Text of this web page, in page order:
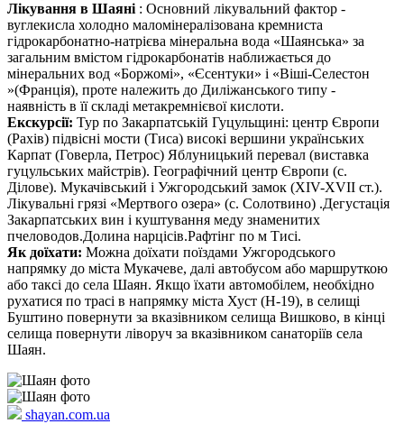
Лікування в Шаяні : Основний лікувальний фактор -
вуглекисла холодно маломінералізована кремниста
гідрокарбонатно-натрієва мінеральна вода «Шаянська» за
загальним вмістом гідрокарбонатів наближається до
мінеральних вод «Боржомі», «Єсентуки» і «Віші-Селестон
»(Франція), проте належить до Диліжанського типу -
наявність в її складі метакремнієвої кислоти.
Екскурсії: Тур по Закарпатській Гуцульщині: центр Європи
(Рахів) підвісні мости (Тиса) високі вершини українських
Карпат (Говерла, Петрос) Яблуницький перевал (виставка
гуцульських майстрів). Географічний центр Європи (с.
Ділове). Мукачівський і Ужгородський замок (XIV-XVII ст.).
Лікувальні грязі «Мертвого озера» (с. Солотвино) .Дегустація
Закарпатських вин і куштування меду знаменитих
пчеловодов.Долина нарцісів.Рафтінг по м Тисі.
Як доїхати: Можна доїхати поїздами Ужгородського
напрямку до міста Мукачеве, далі автобусом або маршруткою
або таксі до села Шаян. Якщо їхати автомобілем, необхідно
рухатися по трасі в напрямку міста Хуст (Н-19), в селищі
Буштино повернути за вказівником селища Вишково, в кінці
селища повернути ліворуч за вказівником санаторіїв села
Шаян.
shayan.com.ua